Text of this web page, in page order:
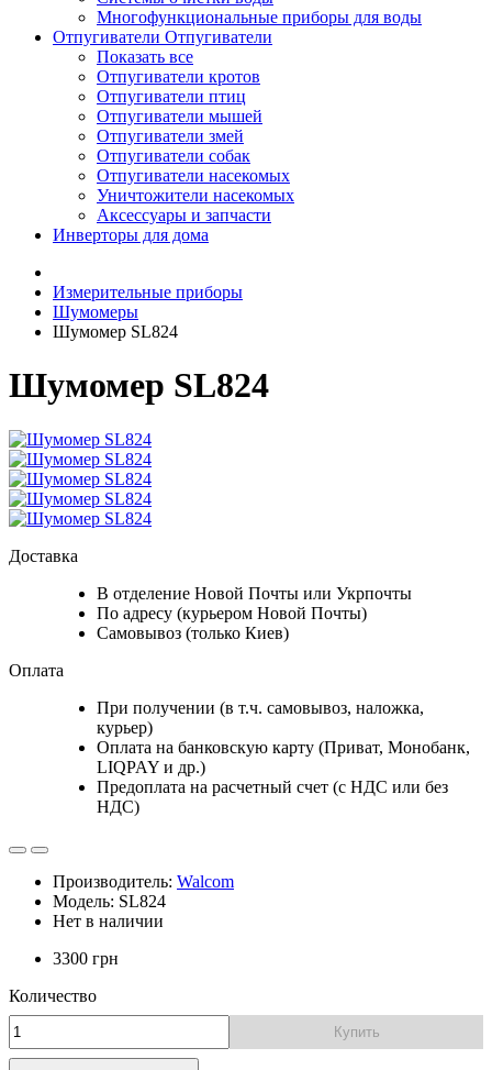
Многофункциональные приборы для воды
Отпугиватели Отпугиватели
Показать все
Отпугиватели кротов
Отпугиватели птиц
Отпугиватели мышей
Отпугиватели змей
Отпугиватели собак
Отпугиватели насекомых
Уничтожители насекомых
Аксессуары и запчасти
Инверторы для дома
Измерительные приборы
Шумомеры
Шумомер SL824
Шумомер SL824
Доставка
В отделение Новой Почты или Укрпочты
По адресу (курьером Новой Почты)
Самовывоз (только Киев)
Оплата
При получении (в т.ч. самовывоз, наложка,
курьер)
Оплата на банковскую карту (Приват, Монобанк,
LIQPAY и др.)
Предоплата на расчетный счет (с НДС или без
НДС)
Производитель: Walcom
Модель: SL824
Нет в наличии
3300 грн
Количество
Купить